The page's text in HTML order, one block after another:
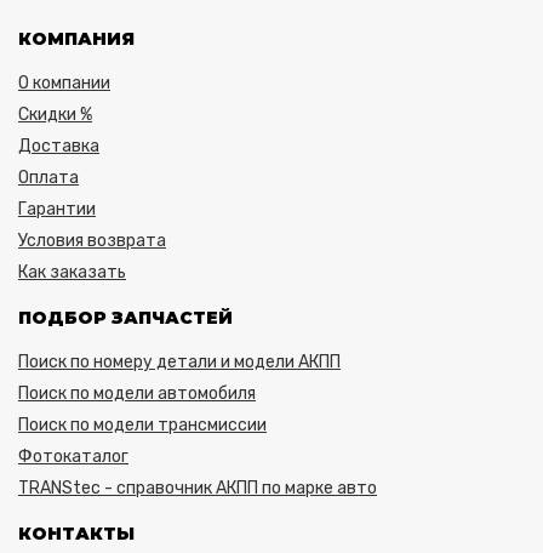
КОМПАНИЯ
О компании
Скидки %
Доставка
Оплата
Гарантии
Условия возврата
Как заказать
ПОДБОР ЗАПЧАСТЕЙ
Поиск по номеру детали и модели АКПП
Поиск по модели автомобиля
Поиск по модели трансмиссии
Фотокаталог
TRANStec - справочник АКПП по марке авто
КОНТАКТЫ